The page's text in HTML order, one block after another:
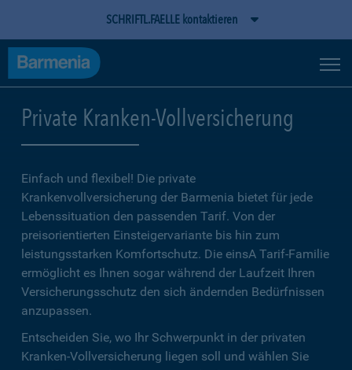
SCHRIFTL.FAELLE kontaktieren
Private Kranken-Vollversicherung
Einfach und flexibel! Die private
Krankenvollversicherung der Barmenia bietet für jede
Lebenssituation den passenden Tarif. Von der
preisorientierten Einsteigervariante bis hin zum
leistungsstarken Komfortschutz. Die einsA Tarif-Familie
ermöglicht es Ihnen sogar während der Laufzeit Ihren
Versicherungsschutz den sich ändernden Bedürfnissen
anzupassen.
Entscheiden Sie, wo Ihr Schwerpunkt in der privaten
Kranken-Vollversicherung liegen soll und wählen Sie